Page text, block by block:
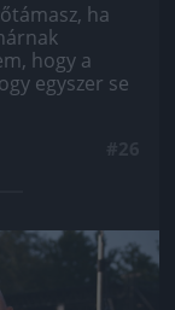
ha
hogy a
egyszer se